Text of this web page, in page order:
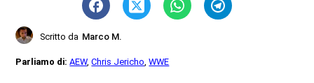
Scritto da Marco M.
Parliamo di:AEW,Chris Jericho,WWE